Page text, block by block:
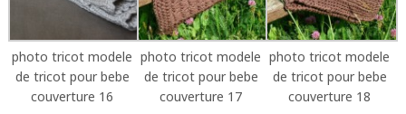
photo tricot modele
de tricot pour bebe
couverture 16
photo tricot modele
de tricot pour bebe
couverture 17
photo tricot modele
de tricot pour bebe
couverture 18